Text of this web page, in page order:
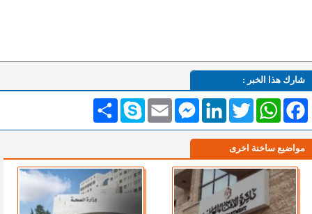
شارك هذا الخبر :
انشر Skype Email
MessengerLinkedInTwitterWhatsAppFacebook
مواضيع ساخنة اخرى